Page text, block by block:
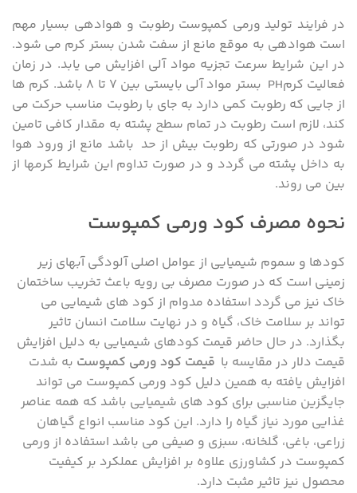
در فرایند تولید ورمی کمپوست رطوبت و هوادهی بسیار مهم
است هوادهی به موقع مانع از سفت شدن بستر کرم می شود.
در این شرایط سرعت تجزیه مواد آلی افزایش می یابد. در زمان
فعالیت کرمPH بستر مواد آلی بایستی بین ۷ تا ۸ باشد. کرم ها
از جایی که رطوبت کمی دارد به جای با رطوبت مناسب حرکت می
کند، لازم است رطوبت در تمام سطح پشته به مقدار کافی تامین
شود در صورتی که رطوبت بیش از حد باشد مانع از ورود هوا
به داخل پشته می گردد و در صورت تداوم این شرایط کرمها از
بین می روند.
نحوه مصرف کود ورمی کمپوست
کودها و سموم شیمیایی از عوامل اصلی آلودگی آبهای زیر
زمینی است که در صورت مصرف بی رویه باعث تخریب ساختمان
خاک نیز می گردد استفاده مدوام از کود های شیمایی می
تواند بر سلامت خاک، گیاه و در نهایت سلامت انسان تاثیر
بگذارد. در حال حاضر قیمت کودهای شیمیایی به دلیل افزایش
قیمت دلار در مقایسه با قیمت کود ورمی کمپوست به شدت
افزایش یافته به همین دلیل کود ورمی کمپوست می تواند
جایگزین مناسبی برای کود های شیمیایی باشد که همه عناصر
غذایی مورد نیاز گیاه را دارد. این کود مناسب انواع گیاهان
زراعی، باغی، گلخانه، سبزی و صیفی می باشد استفاده از ورمی
کمپوست در کشاورزی علاوه بر افزایش عملکرد بر کیفیت
محصول نیز تاثیر مثبت دارد.